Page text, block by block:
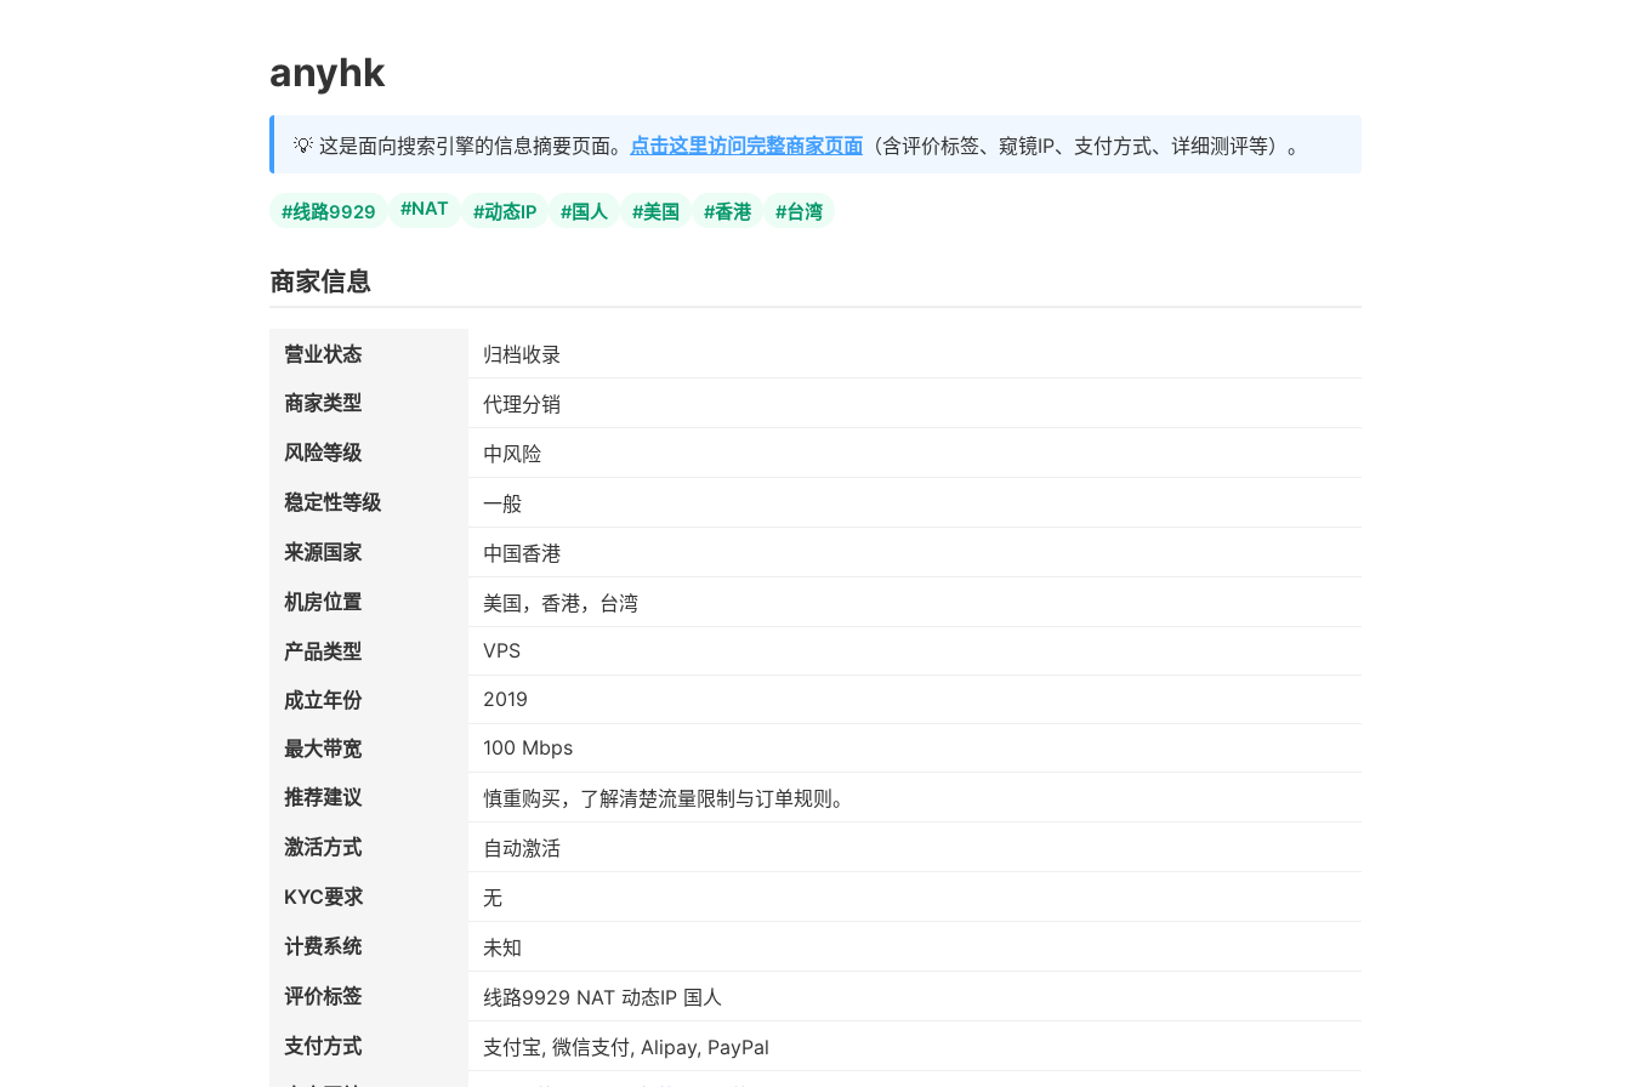
anyhk
💡 这是面向搜索引擎的信息摘要页面。 点击这里访问完整商家页面 （含评价标签、窥镜IP、支付方式、详细测评等）。
#线路9929 #NAT #动态IP #国人 #美国 #香港 #台湾
商家信息
营业状态
归档收录
商家类型
代理分销
风险等级
中风险
稳定性等级
一般
来源国家
中国香港
机房位置
美国，香港，台湾
产品类型
VPS
成立年份 2019
最大带宽 100 Mbps
推荐建议
慎重购买，了解清楚流量限制与订单规则。
激活方式
自动激活
KYC要求
无
计费系统
未知
评价标签
线路9929 NAT 动态IP 国人
支付方式
支付宝, 微信支付, Alipay, PayPal